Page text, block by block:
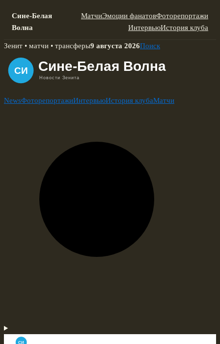
Сине-Белая
Волна
МатчиЭмоции фанатовФоторепортажи
ИнтервьюИстория клуба
Skip
content
Зенит • матчи • трансферы9 августа 2026Поиск
NewsФоторепортажиИнтервьюИстория клубаМатчи